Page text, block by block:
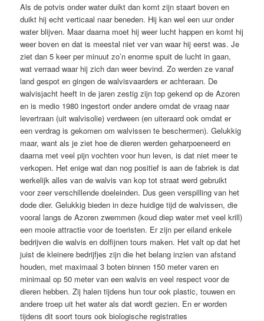
Als de potvis onder water duikt dan komt zijn staart boven en
duikt hij echt verticaal naar beneden. Hij kan wel een uur onder
water blijven. Maar daarna moet hij weer lucht happen en komt hij
weer boven en dat is meestal niet ver van waar hij eerst was. Je
ziet dan 5 keer per minuut zo’n enorme spuit de lucht in gaan,
wat verraad waar hij zich dan weer bevind. Zo werden ze vanaf
land gespot en gingen de walvisvaarders er achteraan. De
walvisjacht heeft in de jaren zestig zijn top gekend op de Azoren
en is medio 1980 ingestort onder andere omdat de vraag naar
levertraan (uit walvisolie) verdween (en uiteraard ook omdat er
een verdrag is gekomen om walvissen te beschermen). Gelukkig
maar, want als je ziet hoe de dieren werden geharpoeneerd en
daarna met veel pijn vochten voor hun leven, is dat niet meer te
verkopen. Het enige wat dan nog positief is aan de fabriek is dat
werkelijk alles van de walvis van kop tot straat werd gebruikt
voor zeer verschillende doeleinden. Dus geen verspilling van het
dode dier. Gelukkig bieden in deze huidige tijd de walvissen, die
vooral langs de Azoren zwemmen (koud diep water met veel krill)
een mooie attractie voor de toeristen. Er zijn per eiland enkele
bedrijven die walvis en dolfijnen tours maken. Het valt op dat het
juist de kleinere bedrijfjes zijn die het belang inzien van afstand
houden, met maximaal 3 boten binnen 150 meter varen en
minimaal op 50 meter van een walvis en veel respect voor de
dieren hebben. Zij halen tijdens hun tour ook plastic, touwen en
andere troep uit het water als dat wordt gezien. En er worden
tijdens dit soort tours ook biologische registraties